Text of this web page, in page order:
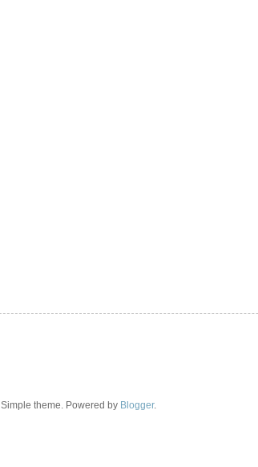
Simple theme. Powered by Blogger.